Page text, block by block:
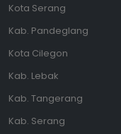
Kota Serang
Kab. Pandeglang
Kota Cilegon
Kab. Lebak
Kab. Tangerang
Kab. Serang